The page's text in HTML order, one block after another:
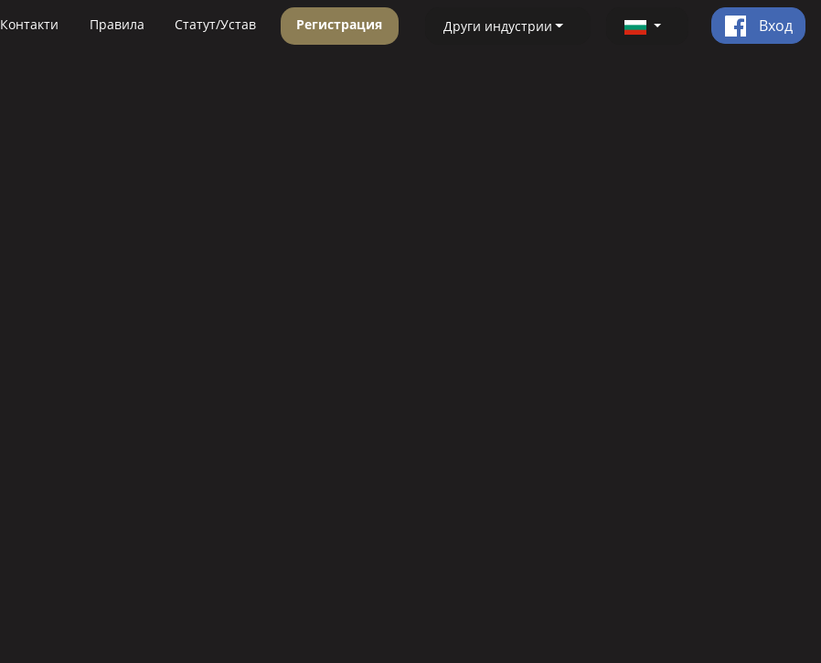
Контакти Правила Статут/Устав Регистрация Други индустрии Вход